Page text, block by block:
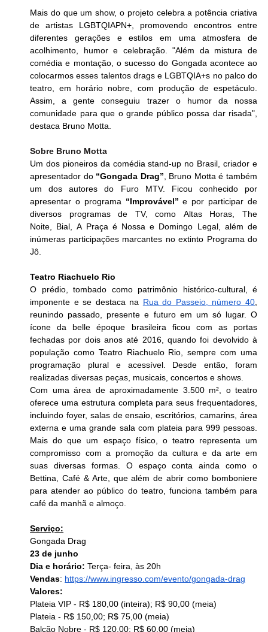
Mais do que um show, o projeto celebra a potência criativa
de artistas LGBTQIAPN+, promovendo encontros entre
diferentes gerações e estilos em uma atmosfera de
acolhimento, humor e celebração. "Além da mistura de
comédia e montação, o sucesso do Gongada acontece ao
colocarmos esses talentos drags e LGBTQIA+s no palco do
teatro, em horário nobre, com produção de espetáculo.
Assim, a gente conseguiu trazer o humor da nossa
comunidade para que o grande público possa dar risada",
destaca Bruno Motta.
Sobre Bruno Motta
Um dos pioneiros da comédia stand-up no Brasil, criador e
apresentador do “Gongada Drag” , Bruno Motta é também
um dos autores do Furo MTV. Ficou conhecido por
apresentar o programa “Improvável” e por participar de
diversos programas de TV, como Altas Horas, The
Noite, Bial, A Praça é Nossa e Domingo Legal, além de
inúmeras participações marcantes no extinto Programa do
Jô.
Teatro Riachuelo Rio
O prédio, tombado como patrimônio histórico-cultural, é
imponente e se destaca na Rua do Passeio, número 40
reunindo passado, presente e futuro em um só lugar. O
ícone da belle époque brasileira ficou com as portas
fechadas por dois anos até 2016, quando foi devolvido à
população como Teatro Riachuelo Rio, sempre com uma
programação plural e acessível. Desde então, foram
realizadas diversas peças, musicais, concertos e shows.
Com uma área de aproximadamente 3.500 m², o teatro
oferece uma estrutura completa para seus frequentadores,
incluindo foyer, salas de ensaio, escritórios, camarins, área
externa e uma grande sala com plateia para 999 pessoas.
Mais do que um espaço físico, o teatro representa um
compromisso com a promoção da cultura e da arte em
suas diversas formas. O espaço conta ainda como o
Bettina, Café & Arte, que além de abrir como bomboniere
para atender ao público do teatro, funciona também para
café da manhã e almoço.
Serviço:
Gongada Drag
23 de junho
Dia e horário: Terça- feira, às 20h
Vendas: https://www.ingresso.com/evento/gongada-drag
Valores:
Plateia VIP - R$ 180,00 (inteira); R$ 90,00 (meia)
Plateia - R$ 150,00; R$ 75,00 (meia)
Balcão Nobre - R$ 120,00; R$ 60,00 (meia)